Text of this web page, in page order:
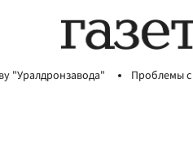
"Уралдронзавода" Проблемы